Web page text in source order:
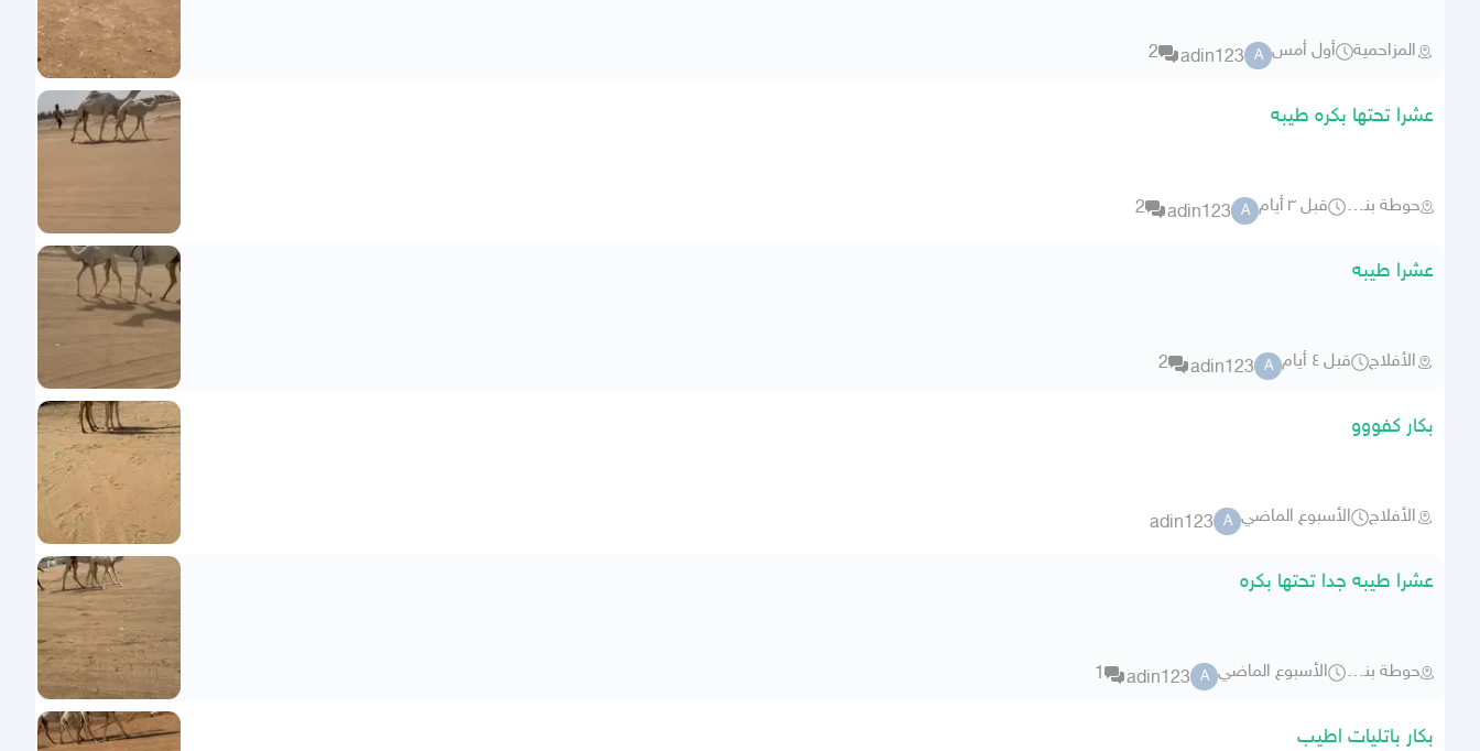
المزاحمية أول أمس A
adin123
2
عشرا تحتها بكره طيبه
حوطة بني تميم قبل ٣ أيام A
adin123
2
عشرا طيبه
الأفلاج قبل ٤ أيام A
adin123
2
بكار كفووو
الأفلاج الأسبوع الماضي A
adin123
عشرا طيبه جدا تحتها بكره
حوطة بني تميم الأسبوع الماضي A
adin123
1
بكار باتليات اطيب